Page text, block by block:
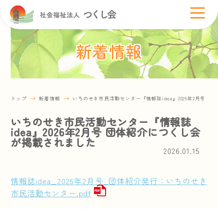
新着情報
トップ 新着情報 いちのせき市民活動センター『情報誌idea』2026年2月号 団
いちのせき市民活動センター『情報誌
idea』2026年2月号 団体紹介につくし会
が掲載されました
2026.01.15
情報誌idea_2026年2月号_団体紹介発行：いちのせき
市民活動センター.pdf